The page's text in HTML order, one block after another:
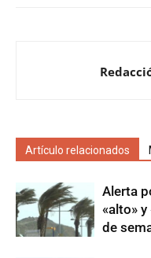
Artículo relacionados
Alerta
«alto»
de